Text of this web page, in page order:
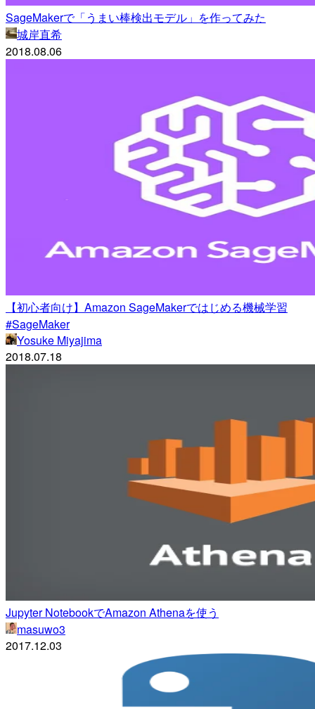
SageMakerで「うまい棒検出モデル」を作ってみた
城岸直希
2018.08.06
【初心者向け】Amazon SageMakerではじめる機械学習
#SageMaker
Yosuke Miyajima
2018.07.18
Jupyter NotebookでAmazon Athenaを使う
masuwo3
2017.12.03